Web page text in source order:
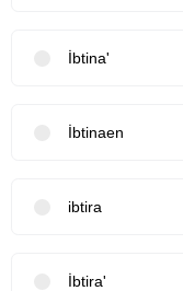
İbtina'
İbtinaen
ibtira
İbtira'